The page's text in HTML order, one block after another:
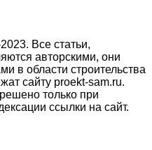
Все статьи,
авторскими, они
в области строительства
сайту proekt-sam.ru.
только при
ссылки на сайт.